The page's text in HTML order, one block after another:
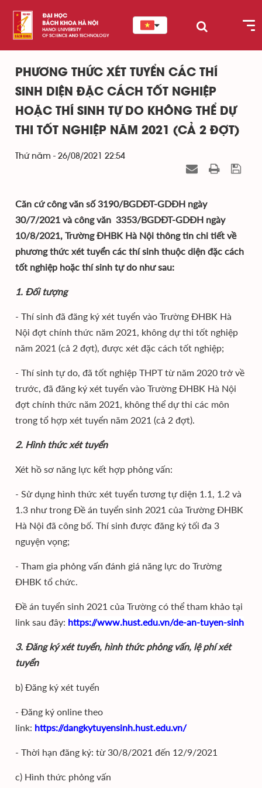
PHƯƠNG THỨC XÉT TUYỂN CÁC THÍ
SINH DIỆN ĐẶC CÁCH TỐT NGHIỆP
HOẶC THÍ SINH TỰ DO KHÔNG THỂ DỰ
THI TỐT NGHIỆP NĂM 2021 (CẢ 2 ĐỢT)
Thứ năm - 26/08/2021 22:54
Căn cứ công văn số 3190/BGDĐT-GDĐH ngày
30/7/2021 và công văn 3353/BGDĐT-GDĐH ngày
10/8/2021, Trường ĐHBK Hà Nội thông tin chi tiết về
phương thức xét tuyển các thí sinh thuộc diện đặc cách
tốt nghiệp hoặc thí sinh tự do như sau:
1. Đối tượng
- Thí sinh đã đăng ký xét tuyển vào Trường ĐHBK Hà
Nội đợt chính thức năm 2021, không dự thi tốt nghiệp
năm 2021 (cả 2 đợt), được xét đặc cách tốt nghiệp;
- Thí sinh tự do, đã tốt nghiệp THPT từ năm 2020 trở về
trước, đã đăng ký xét tuyển vào Trường ĐHBK Hà Nội
đợt chính thức năm 2021, không thể dự thi các môn
trong tổ hợp xét tuyển năm 2021 (cả 2 đợt).
2. Hình thức xét tuyển
Xét hồ sơ năng lực kết hợp phỏng vấn:
- Sử dụng hình thức xét tuyển tương tự diện 1.1, 1.2 và
1.3 như trong Đề án tuyển sinh 2021 của Trường ĐHBK
Hà Nội đã công bố. Thí sinh được đăng ký tối đa 3
nguyện vọng;
- Tham gia phỏng vấn đánh giá năng lực do Trường
ĐHBK tổ chức.
Đề án tuyển sinh 2021 của Trường có thể tham khảo tại
link sau đây: https://www.hust.edu.vn/de-an-tuyen-sinh
3. Đăng ký xét tuyển, hình thức phỏng vấn, lệ phí xét
tuyển
b) Đăng ký xét tuyển
- Đăng ký online theo
link: https://dangkytuyensinh.hust.edu.vn/
- Thời hạn đăng ký: từ 30/8/2021 đến 12/9/2021
c) Hình thức phỏng vấn